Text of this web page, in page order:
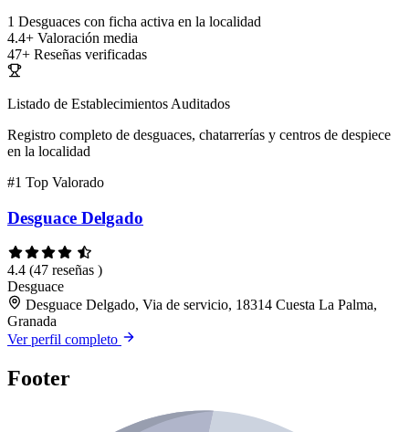
1 Desguaces con ficha activa en la localidad
4.4+ Valoración media
47+ Reseñas verificadas
Listado de Establecimientos Auditados
Registro completo de desguaces, chatarrerías y centros de despiece
en la localidad
#1 Top Valorado
Desguace Delgado
4.4 (47 reseñas )
Desguace
Desguace Delgado, Via de servicio, 18314 Cuesta La Palma,
Granada
Ver perfil completo
Footer